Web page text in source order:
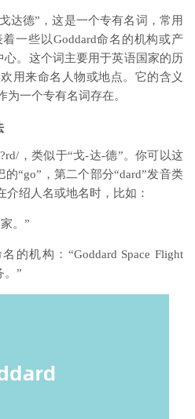
达德”，这是一个专有名词，常用
一些以Goddard命名的机构或产
心。这个词主要用于英语国家的历
用来命名人物或地点。它的含义
一个专有名词存在。
，类似于“戈-达-德”。你可以这
“go”，第二个部分“dard”发音类
介绍人名或地名时，比如：
。”
的机构：“Goddard Space Flight
。”